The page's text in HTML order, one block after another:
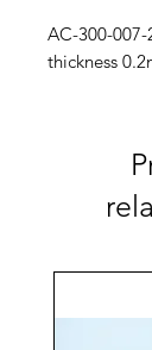
AC-300-
thickness